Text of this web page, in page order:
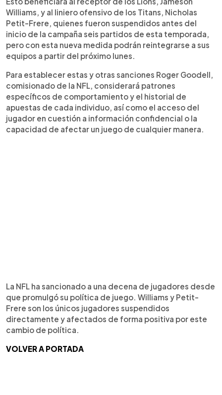
Williams, y al liniero ofensivo de los Titans, Nicholas
Petit-Frere, quienes fueron suspendidos antes del
inicio de la campaña seis partidos de esta temporada,
pero con esta nueva medida podrán reintegrarse a sus
equipos a partir del próximo lunes.
Para establecer estas y otras sanciones Roger Goodell,
comisionado de la NFL, considerará patrones
específicos de comportamiento y el historial de
apuestas de cada individuo, así como el acceso del
jugador en cuestión a información confidencial o la
capacidad de afectar un juego de cualquier manera.
La NFL ha sancionado a una decena de jugadores desde
que promulgó su política de juego. Williams y Petit-
Frere son los únicos jugadores suspendidos
directamente y afectados de forma positiva por este
cambio de política.
VOLVER A PORTADA